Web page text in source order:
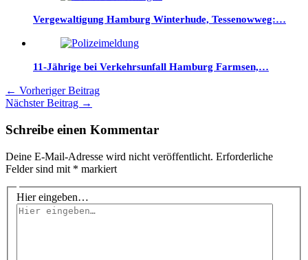
Vergewaltigung Hamburg Winterhude, Tessenowweg:…
11-Jährige bei Verkehrsunfall Hamburg Farmsen,…
← Vorheriger Beitrag
Nächster Beitrag →
Schreibe einen Kommentar
Deine E-Mail-Adresse wird nicht veröffentlicht. Erforderliche
Felder sind mit * markiert
Hier eingeben…